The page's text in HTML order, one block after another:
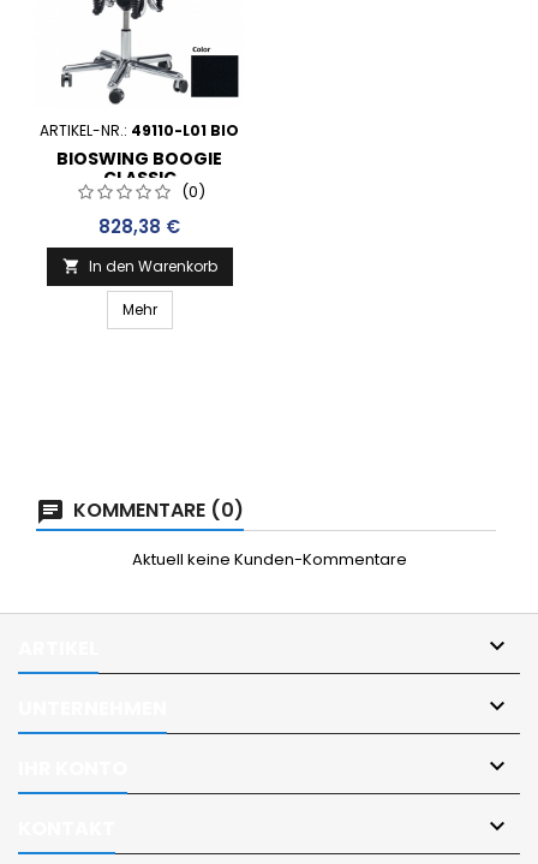
ARTIKEL-NR.: 49110-L01 BIO
BIOSWING BOOGIE
CLASSIC
(0)
Preis
828,38 €
 In den Warenkorb
Mehr
KOMMENTARE (0)
Aktuell keine Kunden-Kommentare



